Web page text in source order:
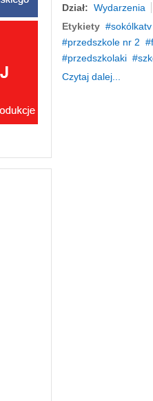
Dział: Wydarzenia
Etykiety
sokólkatv
przedszkole nr 2
przedszkolaki
Czytaj dalej...